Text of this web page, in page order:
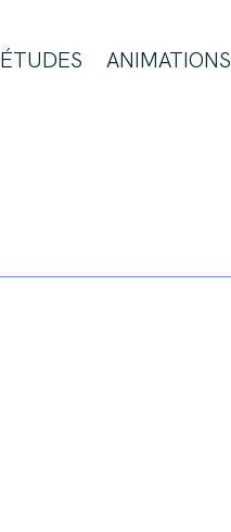
ÉTUDES ANIMATIONS